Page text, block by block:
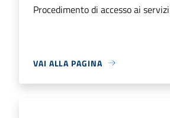
Procedimento di accesso ai
VAI ALLA PAGINA